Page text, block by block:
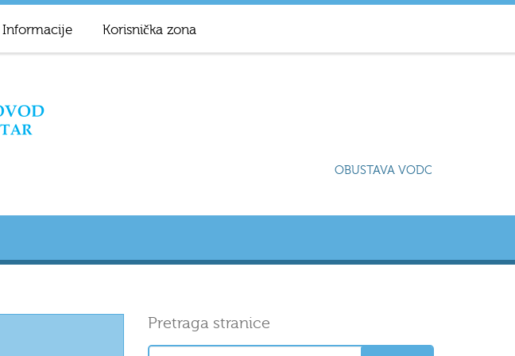
Informacije Korisnička zona
OBUSTAVA
Pretraga stranice